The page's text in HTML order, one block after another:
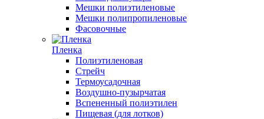
Мешки полиэтиленовые
Мешки полипропиленовые
Фасовочные
Пленка
Полиэтиленовая
Стрейч
Термоусадочная
Воздушно-пузырчатая
Вспененный полиэтилен
Пищевая (для лотков)